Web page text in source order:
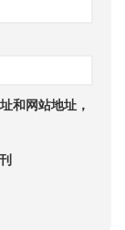
和网站地址，